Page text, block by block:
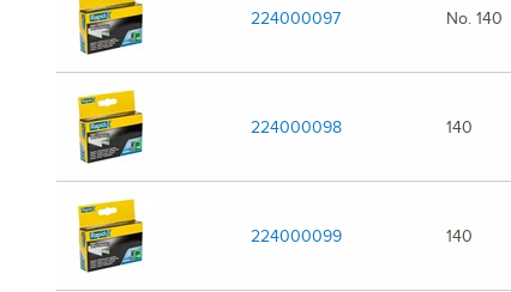
224000097 No. 140
224000098 140
224000099 140